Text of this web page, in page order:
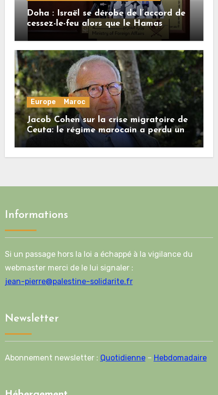
Doha : Israël se dérobe de l’accord de
cessez-le-feu alors que le Hamas
honore ses engagements
Europe Maroc
Jacob Cohen sur la crise migratoire de
Ceuta: le régime marocain a perdu une
bonne part de sa crédibilité vis-à-vis
de l’Union européenne
Informations
Si un passage hors la loi a échappé à la vigilance du
webmaster merci de le lui signaler :
jean-pierre@palestine-solidarite.fr
Newsletter
Abonnement newsletter : Quotidienne– Hebdomadaire